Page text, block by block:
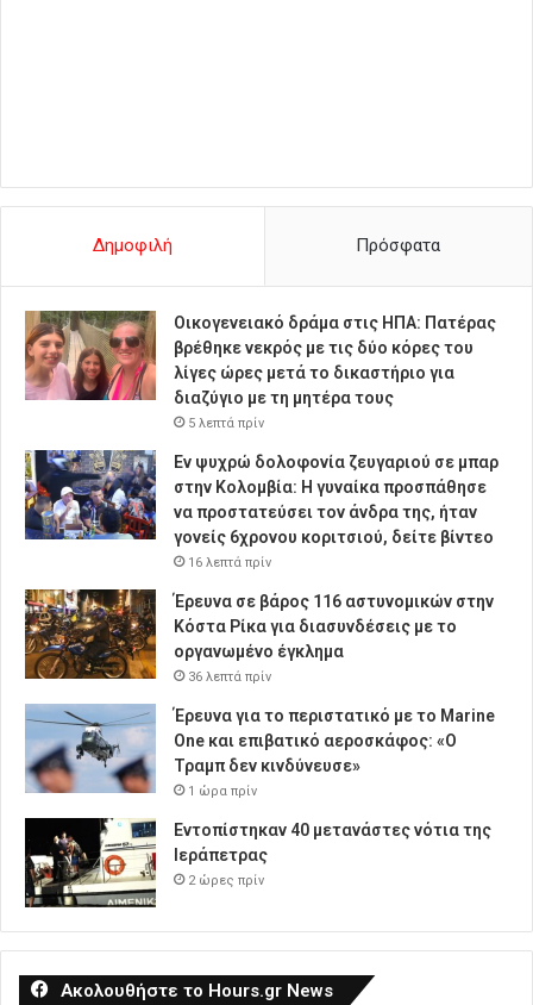
Δημοφιλή Πρόσφατα
Οικογενειακό δράμα στις ΗΠΑ: Πατέρας
βρέθηκε νεκρός με τις δύο κόρες του
λίγες ώρες μετά το δικαστήριο για
διαζύγιο με τη μητέρα τους
5 λεπτά πρίν
Εν ψυχρώ δολοφονία ζευγαριού σε μπαρ
στην Κολομβία: Η γυναίκα προσπάθησε
να προστατεύσει τον άνδρα της, ήταν
γονείς 6χρονου κοριτσιού, δείτε βίντεο
16 λεπτά πρίν
Έρευνα σε βάρος 116 αστυνομικών στην
Κόστα Ρίκα για διασυνδέσεις με το
οργανωμένο έγκλημα
36 λεπτά πρίν
Έρευνα για το περιστατικό με το Marine
One και επιβατικό αεροσκάφος: «Ο
Τραμπ δεν κινδύνευσε»
1 ώρα πρίν
Εντοπίστηκαν 40 μετανάστες νότια της
Ιεράπετρας
2 ώρες πρίν
Ακολουθήστε το Hours.gr News